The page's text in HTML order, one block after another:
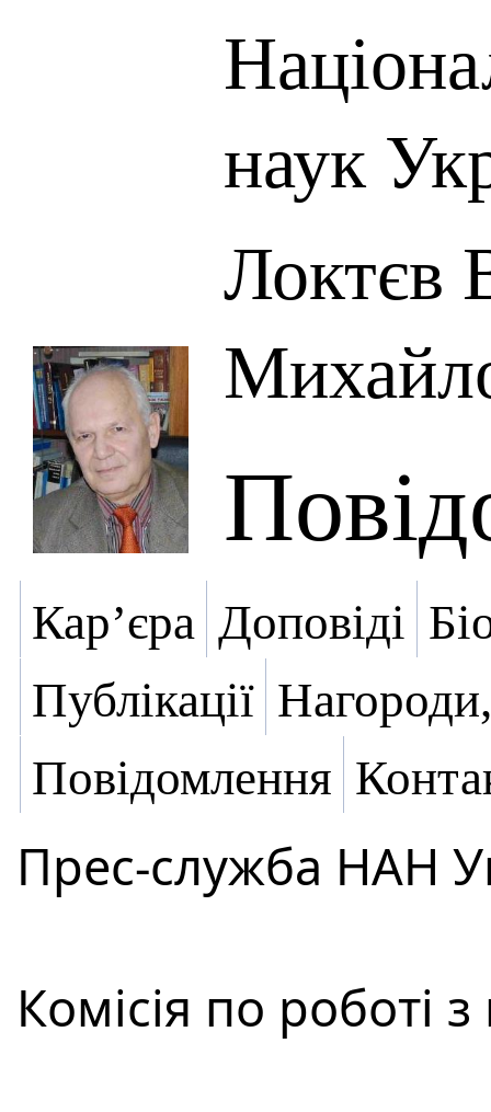
наук
Локтєв
Кар’єра Доповіді
Публікації
Повідомлення
Прес-служба НАН
Комісія по